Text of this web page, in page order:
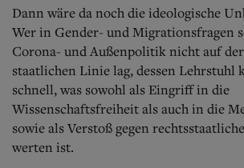
Dann wäre da noch die ideologische
Wer in Gender- und Migrationsfragen
Corona- und Außenpolitik nicht auf
staatlichen Linie lag, dessen Lehrstuhl
schnell, was sowohl als Eingriff in die
Wissenschaftsfreiheit als auch in die
sowie als Verstoß gegen
werten ist.